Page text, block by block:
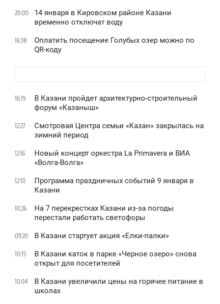
20:00
14 января в Кировском районе Казани
временно отключат воду
16:38
Оплатить посещение Голубых озер можно по
QR-коду
16:19
В Казани пройдет архитектурно-строительный
форум «Казаныш»
12:27
Смотровая Центра семьи «Казан» закрылась на
зимний период
12:16
Новый концерт оркестра La Primavera и ВИА
«Волга-Волга»
12:10
Программа праздничных событий 9 января в
Казани
10:26
На 7 перекрестках Казани из-за погоды
перестали работать светофоры
09:20 В Казани стартует акция «Елки-палки»
10:15
В Казани каток в парке «Черное озеро» снова
открыт для посетителей
10:04
В Казани увеличили цены на горячее питание в
школах